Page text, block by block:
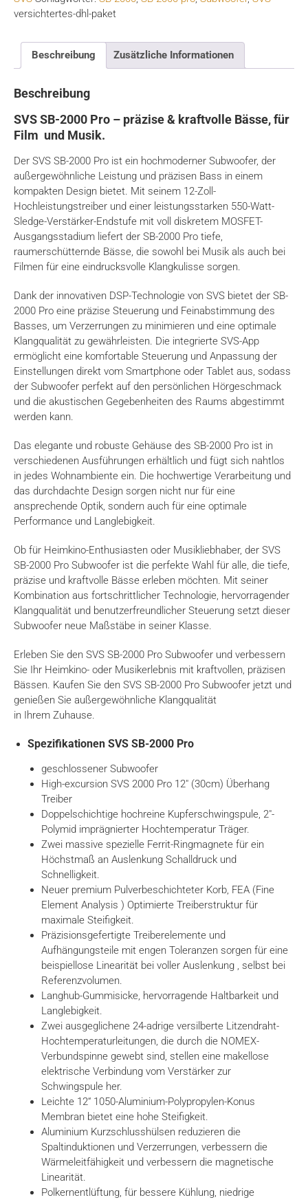
Soundpaths
Set)
Menge
versichtertes-dhl-paket
Beschreibung Zusätzliche Informationen
Beschreibung
SVS SB-2000 Pro – präzise & kraftvolle Bässe, für
Film und Musik.
Der SVS SB-2000 Pro ist ein hochmoderner Subwoofer, der
außergewöhnliche Leistung und präzisen Bass in einem
kompakten Design bietet. Mit seinem 12-Zoll-
Hochleistungstreiber und einer leistungsstarken 550-Watt-
Sledge-Verstärker-Endstufe mit voll diskretem MOSFET-
Ausgangsstadium liefert der SB-2000 Pro tiefe,
raumerschütternde Bässe, die sowohl bei Musik als auch bei
Filmen für eine eindrucksvolle Klangkulisse sorgen.
Dank der innovativen DSP-Technologie von SVS bietet der SB-
2000 Pro eine präzise Steuerung und Feinabstimmung des
Basses, um Verzerrungen zu minimieren und eine optimale
Klangqualität zu gewährleisten. Die integrierte SVS-App
ermöglicht eine komfortable Steuerung und Anpassung der
Einstellungen direkt vom Smartphone oder Tablet aus, sodass
der Subwoofer perfekt auf den persönlichen Hörgeschmack
und die akustischen Gegebenheiten des Raums abgestimmt
werden kann.
Das elegante und robuste Gehäuse des SB-2000 Pro ist in
verschiedenen Ausführungen erhältlich und fügt sich nahtlos
in jedes Wohnambiente ein. Die hochwertige Verarbeitung und
das durchdachte Design sorgen nicht nur für eine
ansprechende Optik, sondern auch für eine optimale
Performance und Langlebigkeit.
Ob für Heimkino-Enthusiasten oder Musikliebhaber, der SVS
SB-2000 Pro Subwoofer ist die perfekte Wahl für alle, die tiefe,
präzise und kraftvolle Bässe erleben möchten. Mit seiner
Kombination aus fortschrittlicher Technologie, hervorragender
Klangqualität und benutzerfreundlicher Steuerung setzt dieser
Subwoofer neue Maßstäbe in seiner Klasse.
Erleben Sie den SVS SB-2000 Pro Subwoofer und verbessern
Sie Ihr Heimkino- oder Musikerlebnis mit kraftvollen, präzisen
Bässen. Kaufen Sie den SVS SB-2000 Pro Subwoofer jetzt und
genießen Sie außergewöhnliche Klangqualität
in Ihrem Zuhause.
Spezifikationen SVS SB-2000 Pro
geschlossener Subwoofer
High-excursion SVS 2000 Pro 12″ (30cm) Überhang
Treiber
Doppelschichtige hochreine Kupferschwingspule, 2″-
Polymid imprägnierter Hochtemperatur Träger.
Zwei massive spezielle Ferrit-Ringmagnete für ein
Höchstmaß an Auslenkung Schalldruck und
Schnelligkeit.
Neuer premium Pulverbeschichteter Korb, FEA (Fine
Element Analysis ) Optimierte Treiberstruktur für
maximale Steifigkeit.
Präzisionsgefertigte Treiberelemente und
Aufhängungsteile mit engen Toleranzen sorgen für eine
beispiellose Linearität bei voller Auslenkung , selbst bei
Referenzvolumen.
Langhub-Gummisicke, hervorragende Haltbarkeit und
Langlebigkeit.
Zwei ausgeglichene 24-adrige versilberte Litzendraht-
Hochtemperaturleitungen, die durch die NOMEX-
Verbundspinne gewebt sind, stellen eine makellose
elektrische Verbindung vom Verstärker zur
Schwingspule her.
Leichte 12“ 1050-Aluminium-Polypropylen-Konus
Membran bietet eine hohe Steifigkeit.
Aluminium Kurzschlusshülsen reduzieren die
Spaltinduktionen und Verzerrungen, verbessern die
Wärmeleitfähigkeit und verbessern die magnetische
Linearität.
Polkernentlüftung, für bessere Kühlung, niedrige